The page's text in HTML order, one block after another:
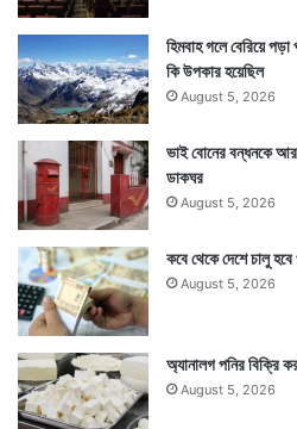
Tags United Kingdom
হিমবাহ গলে বেরিয়ে পড়া
কি উপকার হয়েছিল
August 5, 2026
ভাই বোনের বন্ধনকে
ডাকঘর
August 5, 2026
কবে থেকে দেশে চালু হবে
August 5, 2026
অ্যানালগ পনির বিক্রি
August 5, 2026